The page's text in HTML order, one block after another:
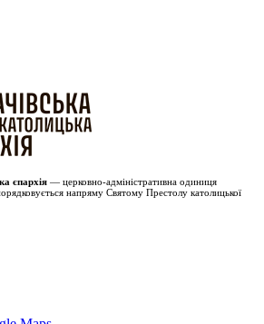
єпархія — церковно-адміністративна одиниця
напряму Святому Престолу католицької